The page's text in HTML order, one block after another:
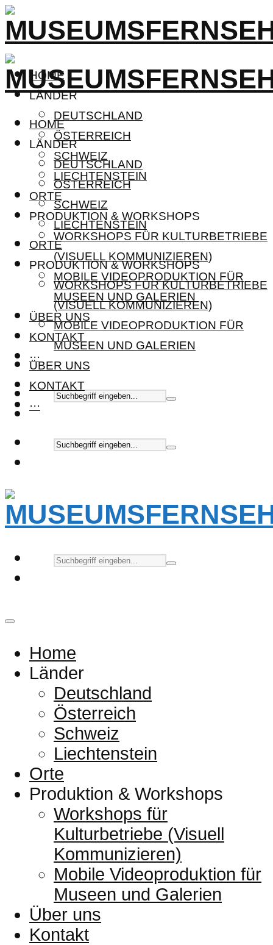
HOME
LÄNDER
DEUTSCHLAND
ÖSTERREICH
SCHWEIZ
LIECHTENSTEIN
ORTE
PRODUKTION & WORKSHOPS
WORKSHOPS FÜR KULTURBETRIEBE
(VISUELL KOMMUNIZIEREN)
MOBILE VIDEOPRODUKTION FÜR
MUSEEN UND GALERIEN
ÜBER UNS
KONTAKT
···
HOME
LÄNDER
DEUTSCHLAND
ÖSTERREICH
SCHWEIZ
LIECHTENSTEIN
ORTE
PRODUKTION & WORKSHOPS
WORKSHOPS FÜR KULTURBETRIEBE
(VISUELL KOMMUNIZIEREN)
MOBILE VIDEOPRODUKTION FÜR
MUSEEN UND GALERIEN
ÜBER UNS
KONTAKT
···
Home
Länder
Deutschland
Österreich
Schweiz
Liechtenstein
Orte
Produktion & Workshops
Workshops für
Kulturbetriebe (Visuell
Kommunizieren)
Mobile Videoproduktion für
Museen und Galerien
Über uns
Kontakt